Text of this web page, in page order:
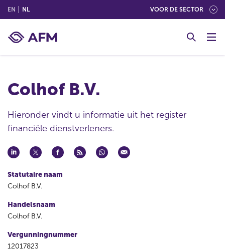
EN (ENGLISH)
NL(NEDERLANDS (NEDERLAND)) VOOR DE SECTOR
Colhof B.V.
Hieronder vindt u informatie uit het register
financiële dienstverleners.
Statutaire naam
Colhof B.V.
Handelsnaam
Colhof B.V.
Vergunningnummer
12017823